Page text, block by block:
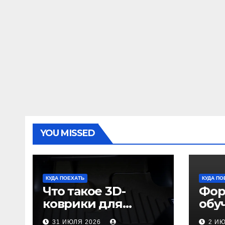
YOU MISSED
КУДА ПОЕХАТЬ
Что такое 3D-
коврики для
автомобиля и
31 ИЮЛЯ 2026
КУДА
2